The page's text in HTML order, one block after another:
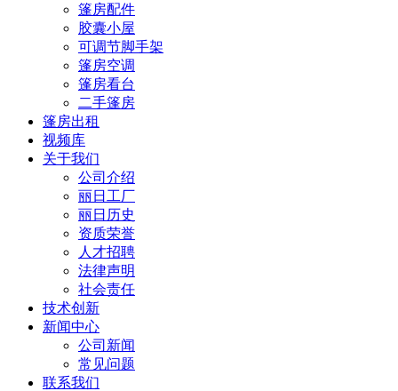
篷房配件
胶囊小屋
可调节脚手架
篷房空调
篷房看台
二手篷房
篷房出租
视频库
关于我们
公司介绍
丽日工厂
丽日历史
资质荣誉
人才招聘
法律声明
社会责任
技术创新
新闻中心
公司新闻
常见问题
联系我们